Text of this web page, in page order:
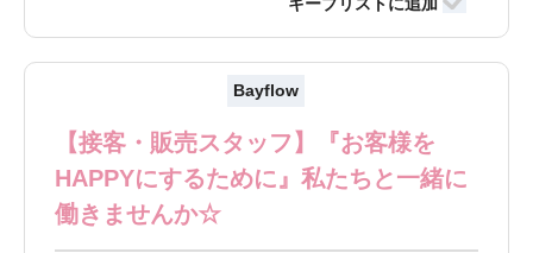
Bayflow
【接客・販売スタッフ】『お客様を
HAPPYにするために』私たちと一緒に
働きませんか☆